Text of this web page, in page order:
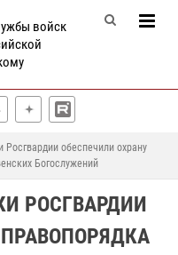
войск
Росгвардии обеспечили охрану
Богослужений
РОСГВАРДИИ